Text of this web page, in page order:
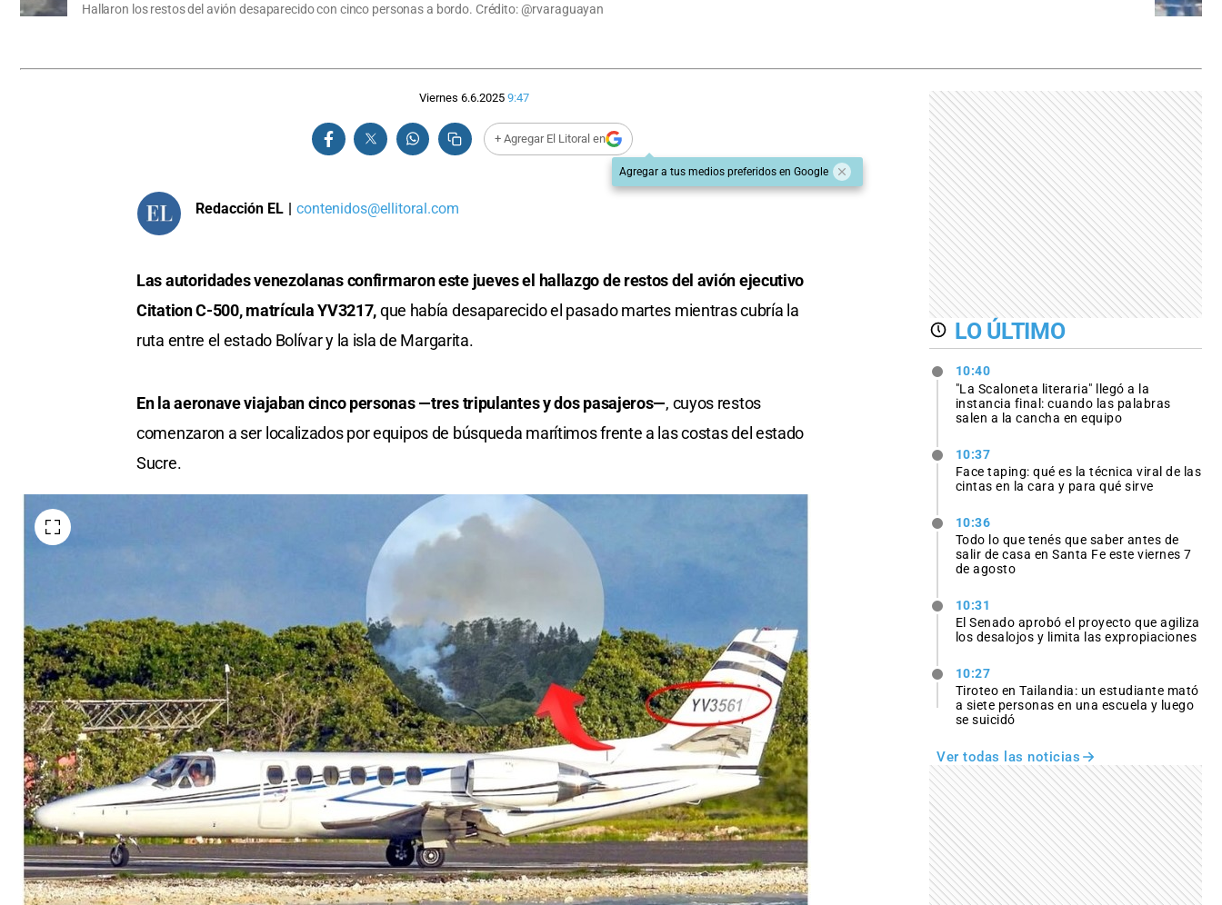
Hallaron los restos del avión desaparecido con cinco personas a bordo. Crédito: @rvaraguayan
Viernes 6.6.2025 9:47
+ Agregar El Litoral en
Agregar a tus medios preferidos en Google
Redacción EL | contenidos@ellitoral.com
Las autoridades venezolanas confirmaron este jueves el hallazgo de restos del avión ejecutivo
Citation C-500, matrícula YV3217,que había desaparecido el pasado martes mientras cubría la
ruta entre el estado Bolívar y la isla de Margarita.
En la aeronave viajaban cinco personas —tres tripulantes y dos pasajeros—, cuyos restos
comenzaron a ser localizados por equipos de búsqueda marítimos frente a las costas del estado
Sucre.
LO ÚLTIMO
10:40
"La Scaloneta literaria" llegó a la
instancia final: cuando las palabras
salen a la cancha en equipo
10:37
Face taping: qué es la técnica viral de las
cintas en la cara y para qué sirve
10:36
Todo lo que tenés que saber antes de
salir de casa en Santa Fe este viernes 7
de agosto
10:31
El Senado aprobó el proyecto que agiliza
los desalojos y limita las expropiaciones
10:27
Tiroteo en Tailandia: un estudiante mató
a siete personas en una escuela y luego
se suicidó
Ver todas las noticias